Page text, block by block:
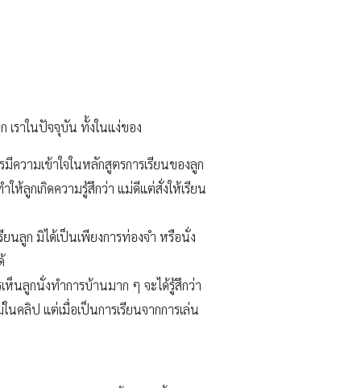
เราในปัจจุบัน ทั้งในแง่ของ
วามเข้าใจในหลักสูตรการเรียนของลูก
ห้ลูกเกิดความรู้สึกว่า แม่ดีแต่สั่งให้เรียน
นลูก มิได้เป็นเพียงการท่องจำ หรือนั่ง
นลูกนั่งทำการบ้านมาก ๆ จะได้รู้สึกว่า
คลิป แต่เมื่อเป็นการเรียนจากการเล่น